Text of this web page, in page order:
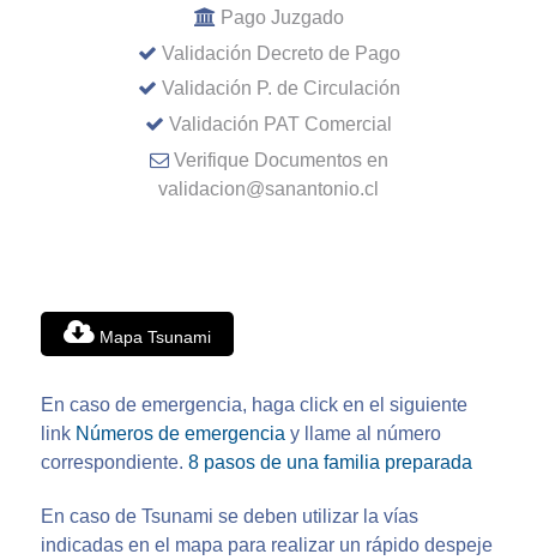
Pago Juzgado
Validación Decreto de Pago
Validación P. de Circulación
Validación PAT Comercial
Verifique Documentos en
validacion@sanantonio.cl
Mapa Tsunami
En caso de emergencia, haga click en el siguiente
link Números de emergencia y llame al número
correspondiente. 8 pasos de una familia preparada
En caso de Tsunami se deben utilizar la vías
indicadas en el mapa para realizar un rápido despeje